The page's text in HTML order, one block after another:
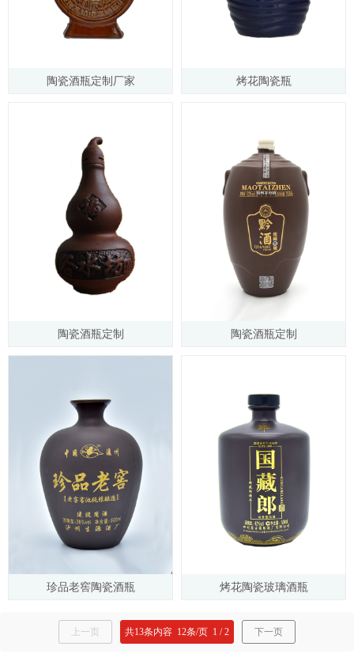
陶瓷酒瓶定制厂家 烤花陶瓷瓶
陶瓷酒瓶定制 陶瓷酒瓶定制
珍品老窖陶瓷酒瓶 烤花陶瓷玻璃酒瓶
上一页 共13条内容 12条/页 1 /2 下一页